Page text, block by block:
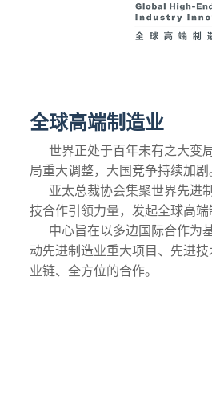
全球高端制造业
世界正处于百年未有之大变
局重大调整，大国竞争持续加剧
亚太总裁协会集聚世界先进
技合作引领力量，发起全球高端
中心旨在以多边国际合作为
动先进制造业重大项目、先进
业链、全方位的合作。